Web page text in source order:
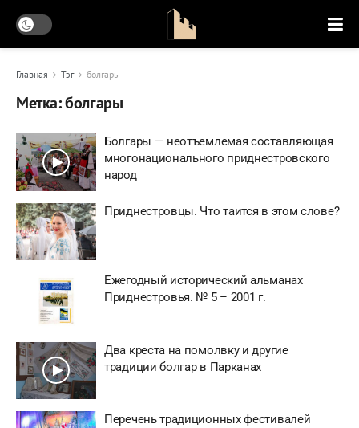
Главная Тэг болгары
Метка:болгары
Болгары — неотъемлемая составляющая
многонационального приднестровского
народ
Приднестровцы. Что таится в этом слове?
Ежегодный исторический альманах
Приднестровья. № 5 – 2001 г.
Два креста на помолвку и другие
традиции болгар в Парканах
Перечень традиционных фестивалей